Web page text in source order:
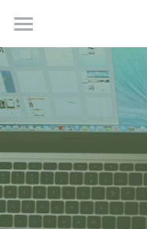
Home
規劃服務
最新消息
訂閱方案
線上商店
所有商品分類